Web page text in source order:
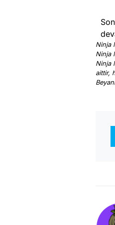
Ninja
Ninja
Ninja
aittir,